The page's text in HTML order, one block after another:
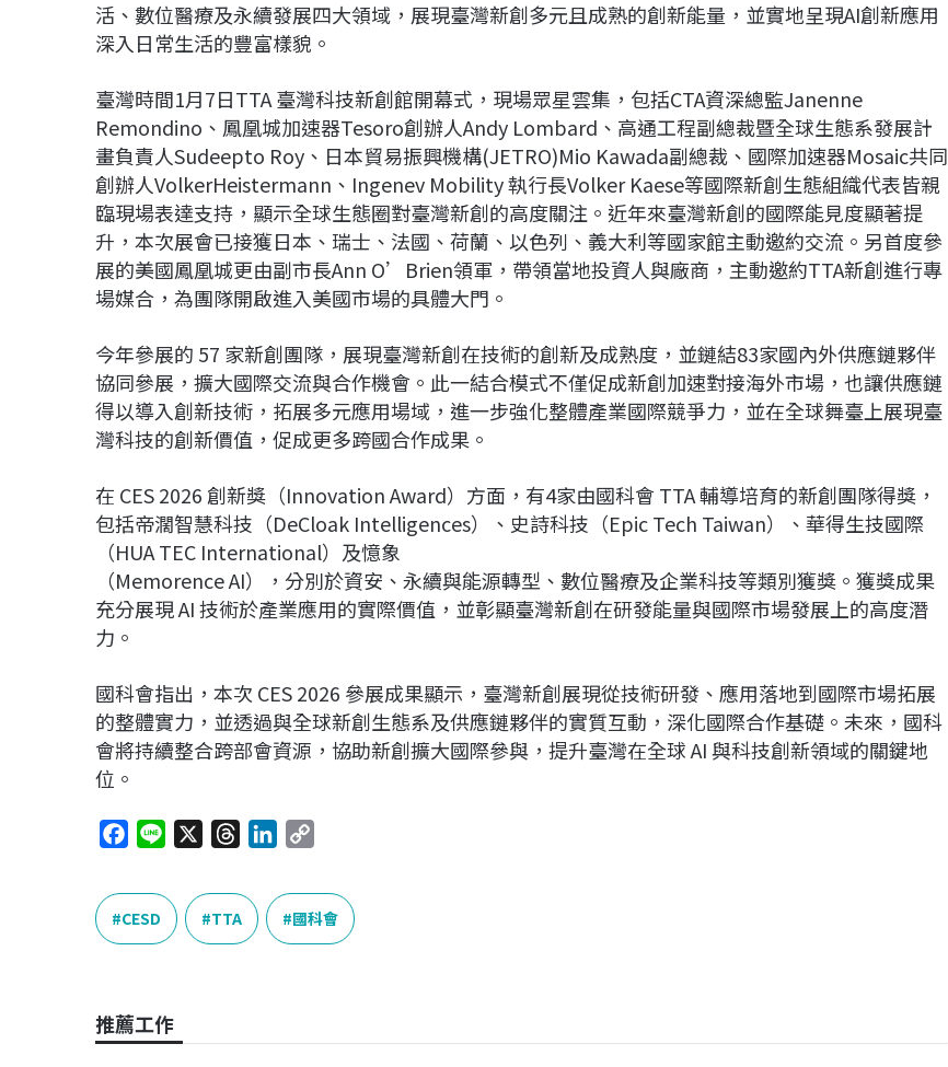
活、數位醫療及永續發展四大領域，展現臺灣新創多元且成熟的創新能量，並實地呈現AI創新應用
深入日常生活的豐富樣貌。
臺灣時間1月7日TTA 臺灣科技新創館開幕式，現場眾星雲集，包括CTA資深總監Janenne
Remondino、鳳凰城加速器Tesoro創辦人Andy Lombard、高通工程副總裁暨全球生態系發展計
畫負責人Sudeepto Roy、日本貿易振興機構(JETRO)Mio Kawada副總裁、國際加速器Mosaic共同
創辦人VolkerHeistermann、Ingenev Mobility 執行長Volker Kaese等國際新創生態組織代表皆親
臨現場表達支持，顯示全球生態圈對臺灣新創的高度關注。近年來臺灣新創的國際能見度顯著提
升，本次展會已接獲日本、瑞士、法國、荷蘭、以色列、義大利等國家館主動邀約交流。另首度參
展的美國鳳凰城更由副市長Ann O’Brien領軍，帶領當地投資人與廠商，主動邀約TTA新創進行專
場媒合，為團隊開啟進入美國市場的具體大門。
今年參展的 57 家新創團隊，展現臺灣新創在技術的創新及成熟度，並鏈結83家國內外供應鏈夥伴
協同參展，擴大國際交流與合作機會。此一結合模式不僅促成新創加速對接海外市場，也讓供應鏈
得以導入創新技術，拓展多元應用場域，進一步強化整體產業國際競爭力，並在全球舞臺上展現臺
灣科技的創新價值，促成更多跨國合作成果。
在 CES 2026 創新獎（Innovation Award）方面，有4家由國科會 TTA 輔導培育的新創團隊得獎，
包括帝濶智慧科技（DeCloak Intelligences）、史詩科技（Epic Tech Taiwan）、華得生技國際
（HUA TEC International）及憶象
（Memorence AI），分別於資安、永續與能源轉型、數位醫療及企業科技等類別獲獎。獲獎成果
充分展現 AI 技術於產業應用的實際價值，並彰顯臺灣新創在研發能量與國際市場發展上的高度潛
力。
國科會指出，本次 CES 2026 參展成果顯示，臺灣新創展現從技術研發、應用落地到國際市場拓展
的整體實力，並透過與全球新創生態系及供應鏈夥伴的實質互動，深化國際合作基礎。未來，國科
會將持續整合跨部會資源，協助新創擴大國際參與，提升臺灣在全球 AI 與科技創新領域的關鍵地
位。
c
e
b
k
n
r
e
a
n
k
e
p
y
L
CESD TTA 國科會
推薦工作